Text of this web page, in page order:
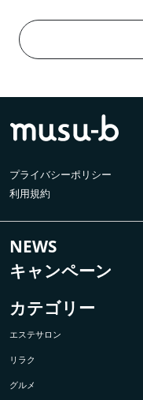
プライバシーポリシー
利用規約
NEWS
キャンペーン
カテゴリー
エステサロン
リラク
グルメ